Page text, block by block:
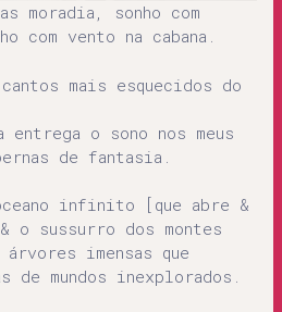
moradia, sonho com
com vento na cabana.
mais esquecidos do
entrega o sono nos meus
de fantasia.
infinito [que abre &
o sussurro dos montes
árvores imensas que
de mundos inexplorados.